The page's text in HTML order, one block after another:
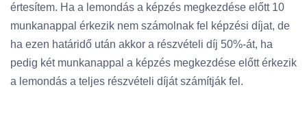
értesítem. Ha a lemondás a képzés megkezdése előtt 10
munkanappal érkezik nem számolnak fel képzési díjat, de
ha ezen határidő után akkor a részvételi díj 50%-át, ha
pedig két munkanappal a képzés megkezdése előtt érkezik
a lemondás a teljes részvételi díját számítják fel.